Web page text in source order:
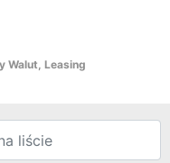
Walut, Leasing